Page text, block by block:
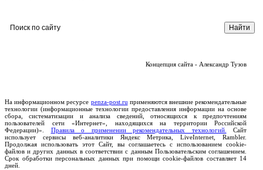
Концепция сайта - Александр Тузов
На информационном ресурсе penza-post.ru применяются внешние рекомендательные
технологии (информационные технологии предоставления информации на основе
сбора, систематизации и анализа сведений, относящихся к предпочтениям
пользователей сети «Интернет», находящихся на территории Российской
Федерации)». Правила о применении рекомендательных технологий.
Сайт
использует сервисы веб-аналитики Яндекс Метрика, LiveInternet, Rambler.
Продолжая использовать этот Сайт, вы соглашаетесь с использованием cookie-
файлов и других данных в соответствии с данным Пользовательским соглашением.
Срок обработки персональных данных при помощи cookie-файлов составляет 14
дней.